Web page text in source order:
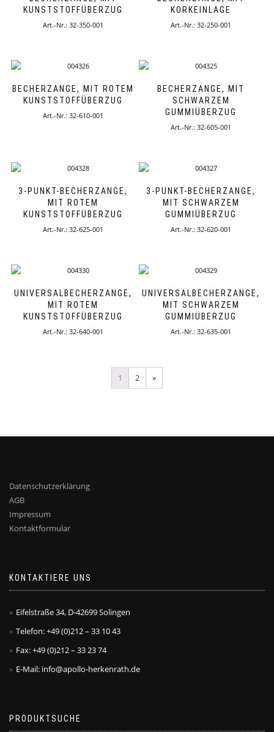
KUNSTSTOFFÜBERZUG
Art.-Nr.: 32-350-001
KORKEINLAGE
Art.-Nr.: 32-250-001
BECHERZANGE, MIT ROTEM
KUNSTSTOFFÜBERZUG
Art.-Nr.: 32-610-001
BECHERZANGE, MIT
SCHWARZEM
GUMMIÜBERZUG
Art.-Nr.: 32-605-001
3-PUNKT-BECHERZANGE,
MIT ROTEM
KUNSTSTOFFÜBERZUG
Art.-Nr.: 32-625-001
3-PUNKT-BECHERZANGE,
MIT SCHWARZEM
GUMMIÜBERZUG
Art.-Nr.: 32-620-001
UNIVERSALBECHERZANGE,
MIT ROTEM
KUNSTSTOFFÜBERZUG
Art.-Nr.: 32-640-001
UNIVERSALBECHERZANGE,
MIT SCHWARZEM
GUMMIÜBERZUG
Art.-Nr.: 32-635-001
1 2 »
Datenschutzerklärung
AGB
Impressum
Kontaktformular
KONTAKTIERE UNS
Eifelstraße 34, D-42699 Solingen
Telefon: +49 (0)212 – 33 10 43
Fax: +49 (0)212 – 33 23 74
E-Mail: info@apollo-herkenrath.de
PRODUKTSUCHE